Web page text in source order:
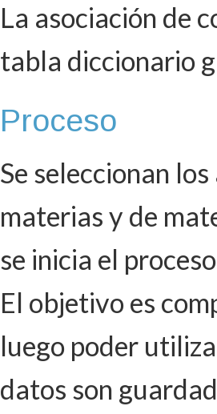
La asociación de
tabla diccionario
Proceso
Se seleccionan
materias y de
se inicia el
El objetivo es
luego poder
datos son